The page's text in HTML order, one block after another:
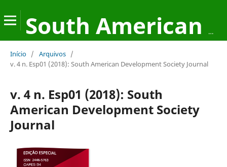
South American Development Society Journal
Início / Arquivos /
v. 4 n. Esp01 (2018): South American Development Society Journal
v. 4 n. Esp01 (2018): South
American Development Society
Journal